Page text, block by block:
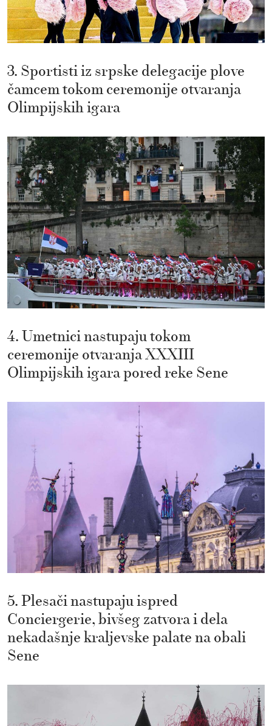
3. Sportisti iz srpske delegacije plove
čamcem tokom ceremonije otvaranja
Olimpijskih igara
4. Umetnici nastupaju tokom
ceremonije otvaranja XXXIII
Olimpijskih igara pored reke Sene
5. Plesači nastupaju ispred
Conciergerie, bivšeg zatvora i dela
nekadašnje kraljevske palate na obali
Sene